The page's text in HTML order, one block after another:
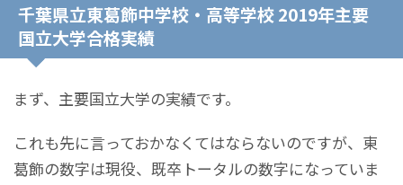
千葉県立東葛飾中学校・高等学校 2019年主要
国立大学合格実績
まず、主要国立大学の実績です。
これも先に言っておかなくてはならないのですが、東
葛飾の数字は現役、既卒トータルの数字になっていま